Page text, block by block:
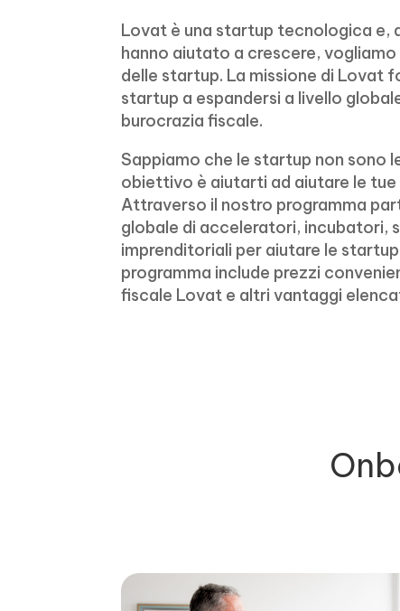
Lovat è una startup tecnologica e,
hanno aiutato a crescere,
delle startup. La missione di Lovat
startup a espandersi a livello
burocrazia fiscale.
Sappiamo che le startup non sono
obiettivo è aiutarti ad aiutare le
Attraverso il nostro programma
globale di acceleratori, incubatori,
imprenditoriali per aiutare le
programma include prezzi
fiscale Lovat e altri vantaggi